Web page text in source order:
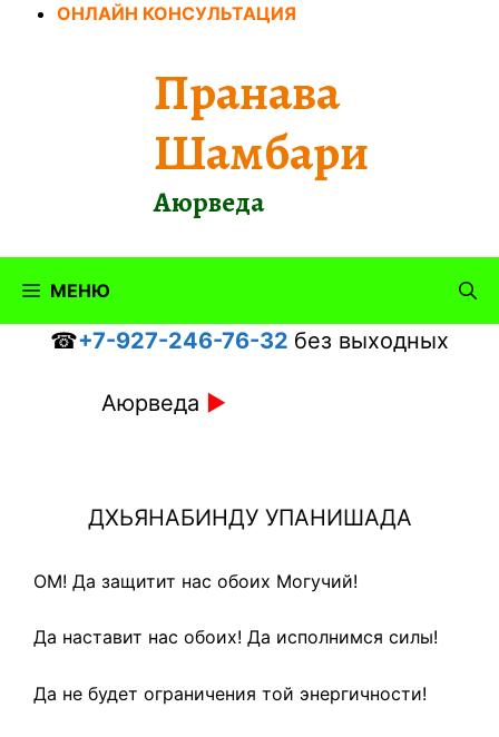
ПерейтиОНЛАЙН КОНСУЛЬТАЦИЯ
Пранава
Шамбари
Аюрведа
МЕНЮ
☎+7-927-246-76-32 без выходных
Аюрведа ►
ДХЬЯНАБИНДУ УПАНИШАДА
ОМ! Да защитит нас обоих Могучий!
Да наставит нас обоих! Да исполнимся силы!
Да не будет ограничения той энергичности!